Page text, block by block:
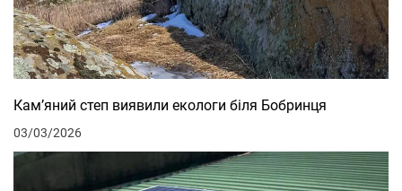
Кам’яний степ виявили екологи біля Бобринця
03/03/2026